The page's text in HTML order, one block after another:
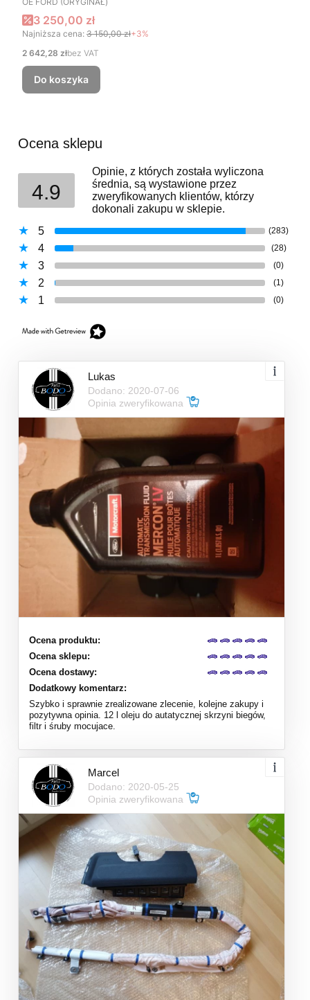
Cena promocyjna
3 250,00 zł
Najniższa cena: 3 150,00 zł+3%
Cena
2 642,28 złbez VAT
Do koszyka
Ocena sklepu
4.9
Opinie, z których została wyliczona
średnia, są wystawione przez
zweryfikowanych klientów, którzy
dokonali zakupu w sklepie.
5
(283)
4 (28)
3 (0)
2 (1)
1 (0)
Lukas
Dodano: 2020-07-06
Opinia zweryfikowana
Ocena produktu:
Ocena sklepu:
Ocena dostawy:
Dodatkowy komentarz:
Szybko i sprawnie zrealizowane zlecenie, kolejne zakupy i
pozytywna opinia. 12 l oleju do autatycznej skrzyni biegów,
filtr i śruby mocujace.
Marcel
Dodano: 2020-05-25
Opinia zweryfikowana